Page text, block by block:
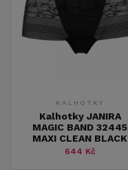
KALHOTKY
Kalhotky JANIRA
MAGIC BAND 32445
MAXI CLEAN BLACK
644 Kč